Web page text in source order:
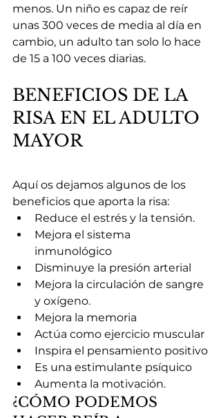
menos. Un niño es capaz de reír
unas 300 veces de media al día en
cambio, un adulto tan solo lo hace
de 15 a 100 veces diarias.
BENEFICIOS DE LA
RISA EN EL ADULTO
MAYOR
Aquí os dejamos algunos de los
beneficios que aporta la risa:
Reduce el estrés y la tensión.
Mejora el sistema
inmunológico
Disminuye la presión arterial
Mejora la circulación de sangre
y oxígeno.
Mejora la memoria
Actúa como ejercicio muscular
Inspira el pensamiento positivo
Es una estimulante psíquico
Aumenta la motivación.
¿CÓMO PODEMOS